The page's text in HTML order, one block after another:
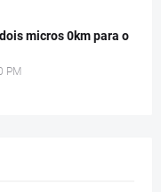
micros 0km para o
PM